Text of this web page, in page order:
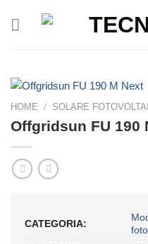
HOME / SOLARE
Offgridsun FU 190
CATEGORIA: